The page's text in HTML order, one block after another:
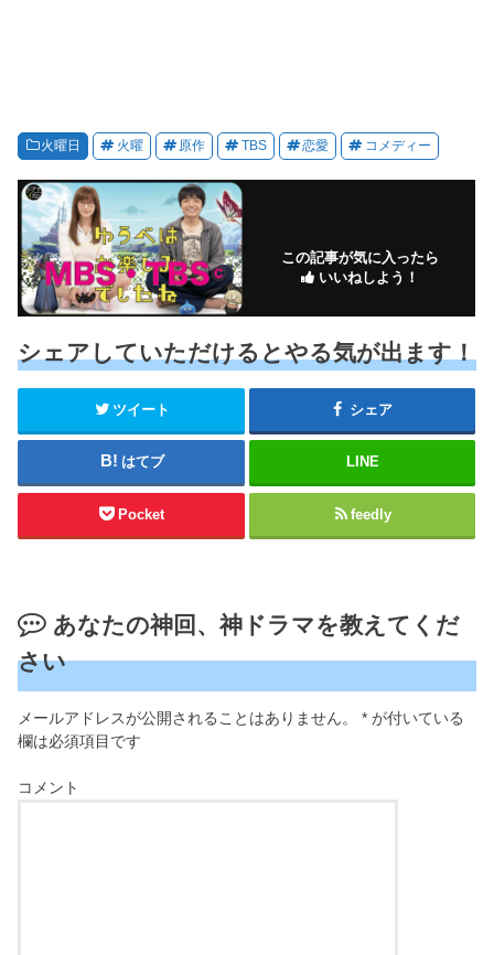
火曜日 火曜 原作 TBS 恋愛 コメディー
この記事が気に入ったら
いいねしよう！
シェアしていただけるとやる気が出ます！
ツイート シェア
はてブ LINE
Pocket feedly
あなたの神回、神ドラマを教えてくだ
さい
メールアドレスが公開されることはありません。 * が付いている
欄は必須項目です
コメント